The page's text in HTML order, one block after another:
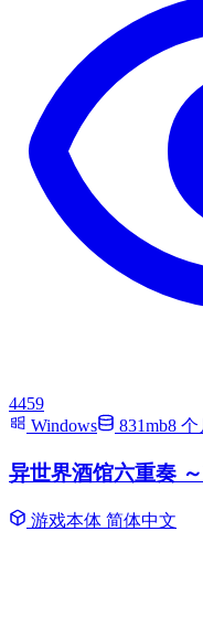
4459
Windows
831mb8 个
异世界酒馆六重奏
游戏本体 简体中文